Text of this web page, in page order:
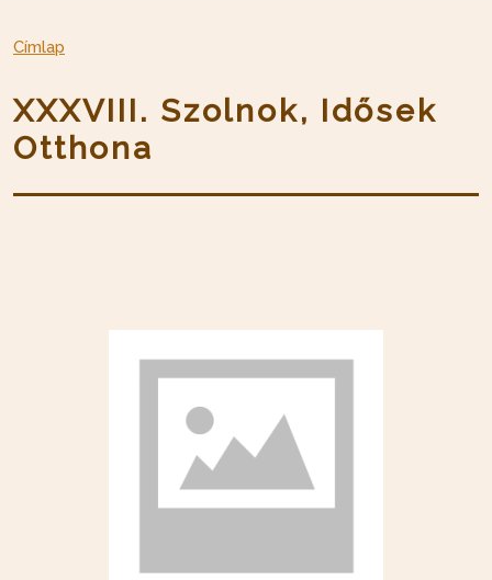
Címlap
XXXVIII. Szolnok, Idősek
Otthona